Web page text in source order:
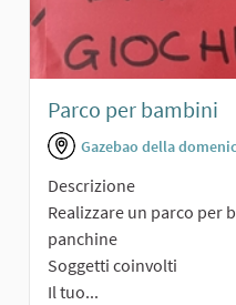
Parco per bambini
Gazebao della
Descrizione
Realizzare un parco per
panchine
Soggetti coinvolti
Il tuo...